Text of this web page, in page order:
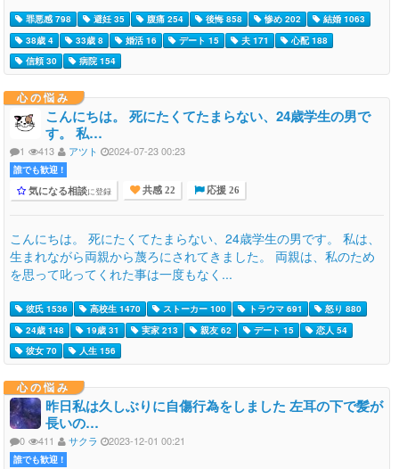
罪悪感 798 避妊 35 腹痛 254 後悔 858 惨め 202
結婚 1063
38歳 4
33歳 8 婚活 16 デート 15 夫 171
心配 188
信頼 30
病院 154
心の悩み
こんにちは。 死にたくてたまらない、24歳学生の男で
す。 私…
1 413 アツト 2024-07-23 00:23
誰でも歓迎 !
気になる相談に登録 共感 22 応援 26
こんにちは。 死にたくてたまらない、24歳学生の男です。 私は、
生まれながら両親から蔑ろにされてきました。 両親は、私のため
を思って叱ってくれた事は一度もなく...
彼氏 1536 高校生 1470 ストーカー 100 トラウマ 691
怒り 880
24歳 148
19歳 31 実家 213 親友 62 デート 15
恋人 54
彼女 70
人生 156
心の悩み
昨日私は久しぶりに自傷行為をしました 左耳の下で髪が
長いの…
0 411 サクラ 2023-12-01 00:21
誰でも歓迎 !